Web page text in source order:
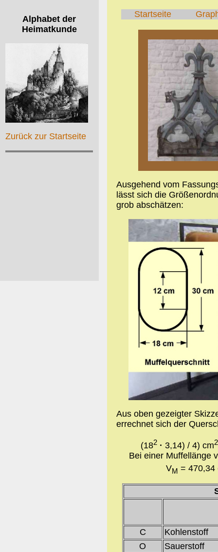
Alphabet der
Heimatkunde
Zurück zur Startseite
Startseite
Ausgehend vom
lässt sich die
grob abschätzen:
Aus oben gezeigter
errechnet sich der
(182 · 3,14) / 4) cm2
Bei einer Muffellänge
VM = 470,34
C
Kohlenstoff
O
Sauerstoff